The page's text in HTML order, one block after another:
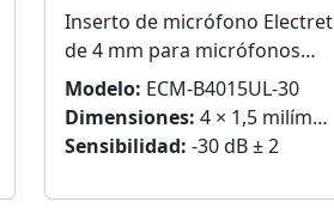
Inserto de micrófono Electret
de 4 mm para micrófonos
Lavalier
Modelo: ECM-B4015UL-30
Dimensiones: 4 × 1,5 milímetros
Sensibilidad: -30 dB ± 2